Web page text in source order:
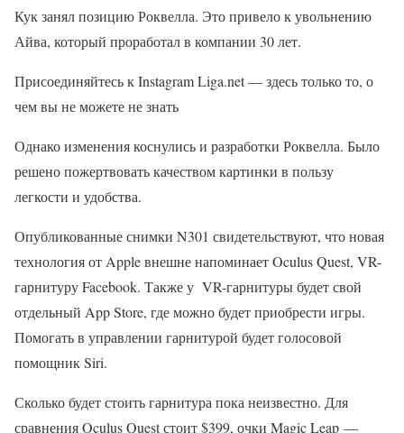
Кук занял позицию Роквелла. Это привело к увольнению
Айва, который проработал в компании 30 лет.
Присоединяйтесь к Instagram Liga.net — здесь только то, о
чем вы не можете не знать
Однако изменения коснулись и разработки Роквелла. Было
решено пожертвовать качеством картинки в пользу
легкости и удобства.
Опубликованные снимки N301 свидетельствуют, что новая
технология от Apple внешне напоминает Oculus Quest, VR-
гарнитуру Facebook. Также у VR-гарнитуры будет свой
отдельный App Store, где можно будет приобрести игры.
Помогать в управлении гарнитурой будет голосовой
помощник Siri.
Сколько будет стоить гарнитура пока неизвестно. Для
сравнения Oculus Quest стоит $399, очки Magic Leap —